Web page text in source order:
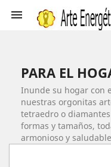

PARA EL
Inunde su hogar con
nuestras orgonitas
tetraedro o
formas y tamaños,
armonioso y